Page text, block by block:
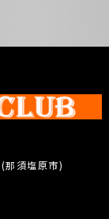
那須塩原市)